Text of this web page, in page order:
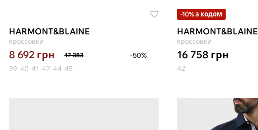
HARMONT&BLAINE
кроссовки
8 692 грн 17 383
-50%
39 40 41 42 44 45
-10% з кодом
HARMONT&BLAINE
кроссовки
16 758 грн
42